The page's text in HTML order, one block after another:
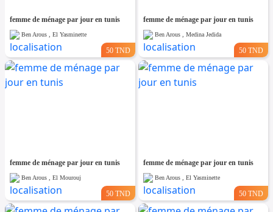
femme de ménage par jour en tunis
Ben Arous , El Yasminette
50 TND
femme de ménage par jour en tunis
Ben Arous , Medina Jedida
50 TND
femme de ménage par jour en tunis
Ben Arous , El Mourouj
50 TND
femme de ménage par jour en tunis
Ben Arous , El Yasminette
50 TND